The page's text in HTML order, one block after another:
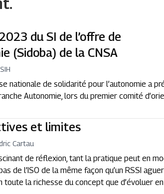
du SI de l’offre de
(Sidoba) de la CNSA
nationale de solidarité pour l’autonomie a
Autonomie, lors du premier comité
et limites
Cartau
de réflexion, tant la pratique peut en
de l’ISO de la même façon qu’un RSSI
toute la richesse du concept que d’évoluer